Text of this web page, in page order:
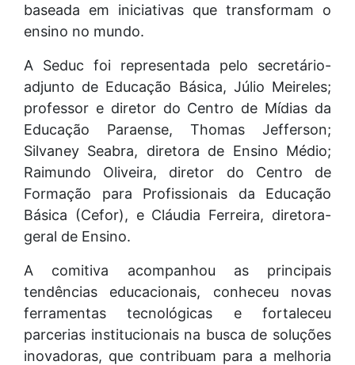
baseada em iniciativas que transformam o
ensino no mundo.
A Seduc foi representada pelo secretário-
adjunto de Educação Básica, Júlio Meireles;
professor e diretor do Centro de Mídias da
Educação Paraense, Thomas Jefferson;
Silvaney Seabra, diretora de Ensino Médio;
Raimundo Oliveira, diretor do Centro de
Formação para Profissionais da Educação
Básica (Cefor), e Cláudia Ferreira, diretora-
geral de Ensino.
A comitiva acompanhou as principais
tendências educacionais, conheceu novas
ferramentas tecnológicas e fortaleceu
parcerias institucionais na busca de soluções
inovadoras, que contribuam para a melhoria